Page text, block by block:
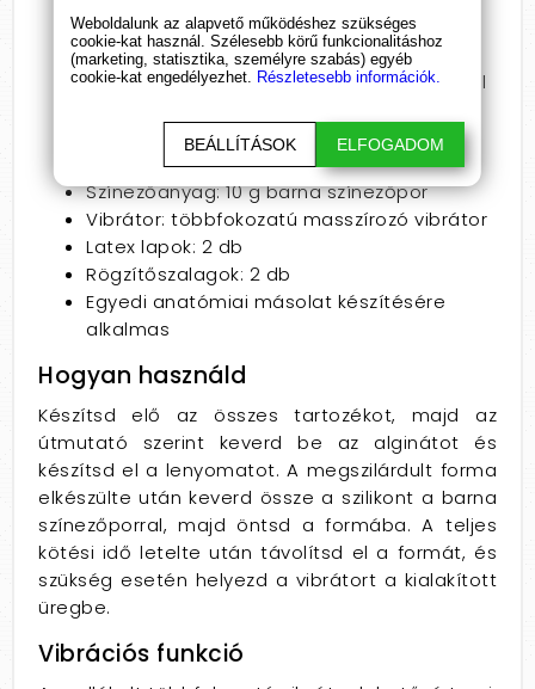
Szín: barna
Öntőanyag: 200 g alginát
Alginát típusa: kristályos szilícium-dioxidtól
Öntőszilikon mennyisége: 300 g
Szilikon típusa: prémium minőségű szilikon
Színezőanyag: 10 g barna színezőpor
Vibrátor: többfokozatú masszírozó vibrátor
Latex lapok: 2 db
Rögzítőszalagok: 2 db
Egyedi anatómiai másolat készítésére
alkalmas
Hogyan használd
Készítsd elő az összes tartozékot, majd az
útmutató szerint keverd be az alginátot és
készítsd el a lenyomatot. A megszilárdult forma
elkészülte után keverd össze a szilikont a barna
színezőporral, majd öntsd a formába. A teljes
kötési idő letelte után távolítsd el a formát, és
szükség esetén helyezd a vibrátort a kialakított
üregbe.
Vibrációs funkció
Weboldalunk az alapvető működéshez szükséges
cookie-kat használ. Szélesebb körű funkcionalitáshoz
(marketing, statisztika, személyre szabás) egyéb
cookie-kat engedélyezhet. Részletesebb információk.
BEÁLLÍTÁSOK ELFOGADOM